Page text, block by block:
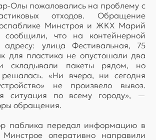
Олы пожаловались на проблему с
отходов. Обращение
Минстроя и ЖКХ Марий
что на контейнерной
улица Фестивальная, 75
для пластика не опустошали два
складывали пакеты рядом, но
«Ни вчера, ни сегодня
не произвело вывоз.
ситуация по всему городу», —
обращения.
паблика передал информацию в
оперативно направили